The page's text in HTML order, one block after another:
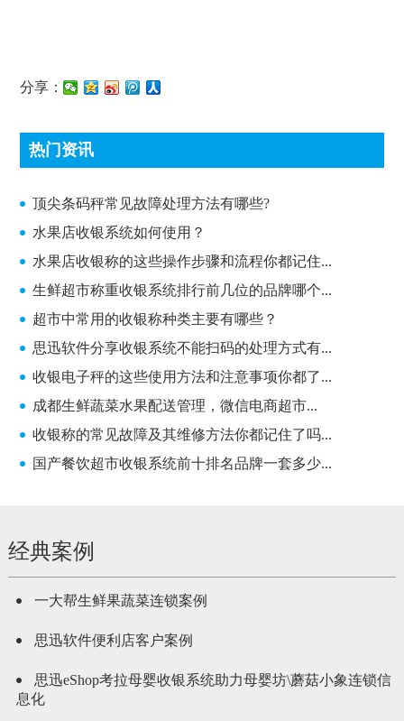
分享：
热门资讯
顶尖条码秤常见故障处理方法有哪些?
顶尖条码秤常见故障处理方法有哪些?
水果店收银系统如何使用？
水果店收银称的这些操作步骤和流程你都记住...
生鲜超市称重收银系统排行前几位的品牌哪个...
超市中常用的收银称种类主要有哪些？
思迅软件分享收银系统不能扫码的处理方式有...
收银电子秤的这些使用方法和注意事项你都了...
成都生鲜蔬菜水果配送管理，微信电商超市...
收银称的常见故障及其维修方法你都记住了吗...
国产餐饮超市收银系统前十排名品牌一套多少...
经典案例
一大帮生鲜果蔬菜连锁案例
思迅软件便利店客户案例
思迅eShop考拉母婴收银系统助力母婴坊\蘑菇小象连锁信
息化